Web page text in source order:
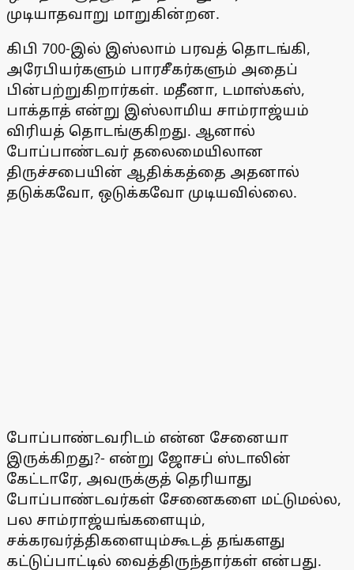
முடியாதவாறு மாறுகின்றன.
கிபி 700-இல் இஸ்லாம் பரவத் தொடங்கி,
அரேபியர்களும் பாரசீகர்களும் அதைப்
பின்பற்றுகிறார்கள். மதீனா, டமாஸ்கஸ்,
பாக்தாத் என்று இஸ்லாமிய சாம்ராஜ்யம்
விரியத் தொடங்குகிறது. ஆனால்
போப்பாண்டவர் தலைமையிலான
திருச்சபையின் ஆதிக்கத்தை அதனால்
தடுக்கவோ, ஒடுக்கவோ முடியவில்லை.
போப்பாண்டவரிடம் என்ன சேனையா
இருக்கிறது?- என்று ஜோசப் ஸ்டாலின்
கேட்டாரே, அவருக்குத் தெரியாது
போப்பாண்டவர்கள் சேனைகளை மட்டுமல்ல,
பல சாம்ராஜ்யங்களையும்,
சக்கரவர்த்திகளையும்கூடத் தங்களது
கட்டுப்பாட்டில் வைத்திருந்தார்கள் என்பது.